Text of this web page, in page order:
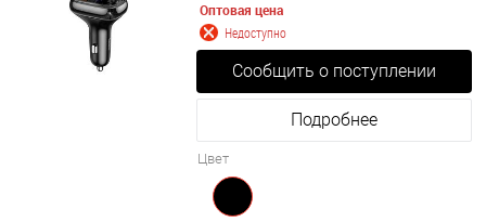
Оптовая цена
Недоступно
Сообщить о поступлении
Подробнее
Цвет